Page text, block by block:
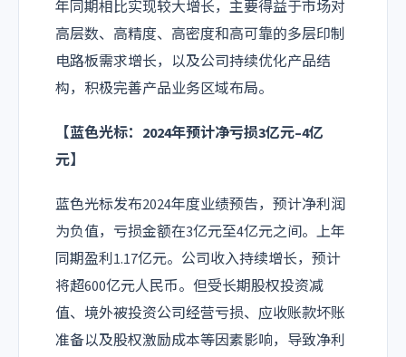
年同期相比实现较大增长，主要得益于市场对
高层数、高精度、高密度和高可靠的多层印制
电路板需求增长，以及公司持续优化产品结
构，积极完善产品业务区域布局。
【蓝色光标：2024年预计净亏损3亿元–4亿
元】
蓝色光标发布2024年度业绩预告，预计净利润
为负值，亏损金额在3亿元至4亿元之间。上年
同期盈利1.17亿元。公司收入持续增长，预计
将超600亿元人民币。但受长期股权投资减
值、境外被投资公司经营亏损、应收账款坏账
准备以及股权激励成本等因素影响，导致净利